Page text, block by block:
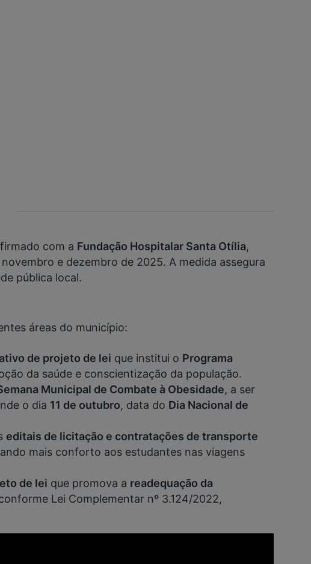
com a Fundação Hospitalar Santa Otília,
e dezembro de 2025. A medida assegura
pública local.
áreas do município:
de projeto de lei que institui o Programa
da saúde e conscientização da população.
Municipal de Combate à Obesidade, a ser
o dia 11 de outubro, data do Dia Nacional de
editais de licitação e contratações de transporte
mais conforto aos estudantes nas viagens
de lei que promova a readequação da
Lei Complementar nº 3.124/2022,